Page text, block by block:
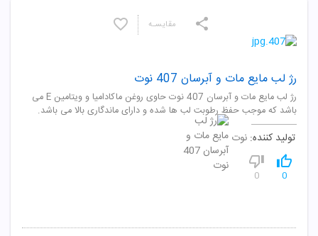
رژ لب مایع مات و آبرسان 407 نوت
رژ لب مایع مات و آبرسان 407 نوت حاوی روغن ماکادامیا و ویتامین E می
باشد که موجب حفظ رطوبت لب ها شده و دارای ماندگاری بالا می باشد.
تولید کننده: نوت
0
0
مقایسـه